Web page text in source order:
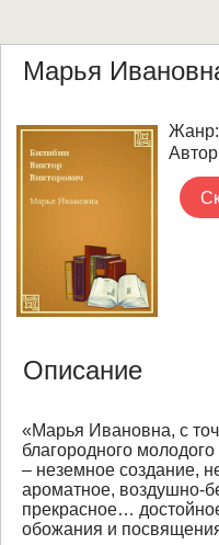
Марья
Жанр:
Описание
«Марья Ивановна, с
благородного
– неземное создание,
ароматное, воздушно-
прекрасное…
обожания и